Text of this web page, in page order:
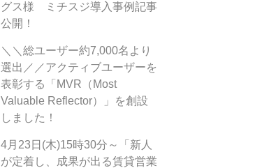
グス様 ミチスジ導入事例記事
公開！
＼＼総ユーザー約7,000名より
選出／／アクティブユーザーを
表彰する「MVR（Most
Valuable Reflector）」を創設
しました！
4月23日(木)15時30分～「新人
が定着し、成果が出る賃貸営業